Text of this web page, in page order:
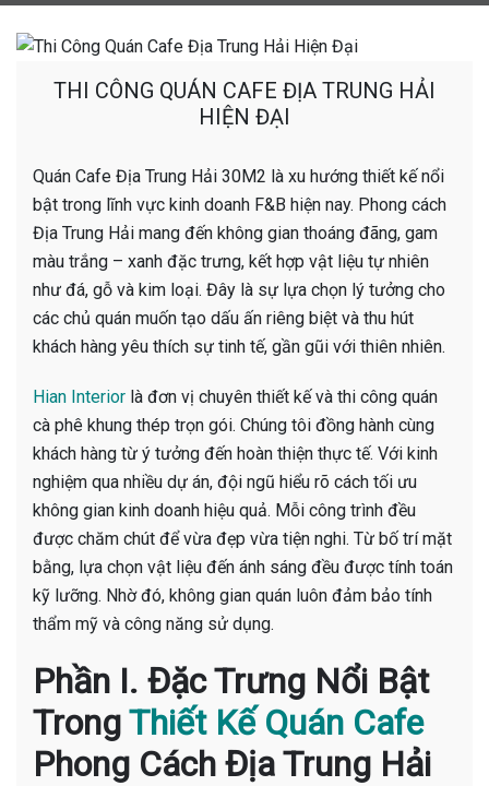
THI CÔNG QUÁN CAFE ĐỊA TRUNG HẢI
HIỆN ĐẠI
Quán Cafe Địa Trung Hải 30M2 là xu hướng thiết kế nổi
bật trong lĩnh vực kinh doanh F&B hiện nay. Phong cách
Địa Trung Hải mang đến không gian thoáng đãng, gam
màu trắng – xanh đặc trưng, kết hợp vật liệu tự nhiên
như đá, gỗ và kim loại. Đây là sự lựa chọn lý tưởng cho
các chủ quán muốn tạo dấu ấn riêng biệt và thu hút
khách hàng yêu thích sự tinh tế, gần gũi với thiên nhiên.
Hian Interior là đơn vị chuyên thiết kế và thi công quán
cà phê khung thép trọn gói. Chúng tôi đồng hành cùng
khách hàng từ ý tưởng đến hoàn thiện thực tế. Với kinh
nghiệm qua nhiều dự án, đội ngũ hiểu rõ cách tối ưu
không gian kinh doanh hiệu quả. Mỗi công trình đều
được chăm chút để vừa đẹp vừa tiện nghi. Từ bố trí mặt
bằng, lựa chọn vật liệu đến ánh sáng đều được tính toán
kỹ lưỡng. Nhờ đó, không gian quán luôn đảm bảo tính
thẩm mỹ và công năng sử dụng.
Phần I. Đặc Trưng Nổi Bật
TrongThiết Kế Quán Cafe
Phong Cách Địa Trung Hải